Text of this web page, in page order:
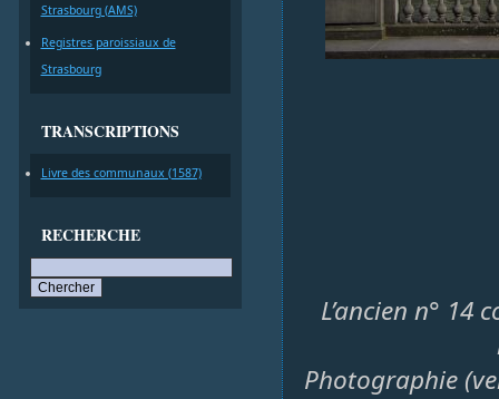
Strasbourg (AMS)
Registres paroissiaux de
Strasbourg
TRANSCRIPTIONS
Livre des communaux (1587)
RECHERCHE
L’ancien n°
Photographie